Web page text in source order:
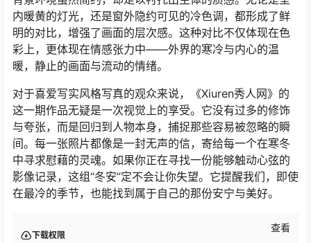
内暖黄的灯光，还是窗外隐约可见的冷色调，都形成了鲜
明的对比，增强了画面的层次感。这种对比不仅体现在色
彩上，更体现在情感张力中——外界的寒冷与内心的温
暖，静止的画面与流动的情绪。
对于喜爱写实风格写真的观众来说，《Xiuren秀人网》的
这一期作品无疑是一次视觉上的享受。它没有过多的修饰
与夸张，而是回归到人物本身，捕捉那些容易被忽略的瞬
间。每一张照片都像是一封无声的信，寄给每一个在寒冬
中寻求慰藉的灵魂。如果你正在寻找一份能够触动心弦的
影像记录，这组“冬安”定不会让你失望。它提醒我们，即使
在最冷的季节，也能找到属于自己的那份安宁与美好。
下载权限
查看